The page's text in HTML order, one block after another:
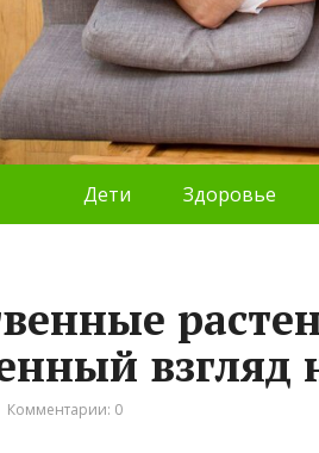
Дети Здоровье
взгляд
Комментарии: 0